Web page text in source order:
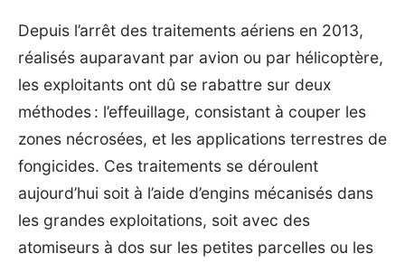
Depuis l’arrêt des traitements aériens en 2013,
réalisés auparavant par avion ou par hélicoptère,
les exploitants ont dû se rabattre sur deux
méthodes : l’effeuillage, consistant à couper les
zones nécrosées, et les applications terrestres de
fongicides. Ces traitements se déroulent
aujourd’hui soit à l’aide d’engins mécanisés dans
les grandes exploitations, soit avec des
atomiseurs à dos sur les petites parcelles ou les